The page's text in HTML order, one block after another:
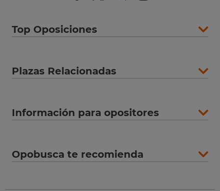
Top Oposiciones
Plazas Relacionadas
Información para opositores
Opobusca te recomienda